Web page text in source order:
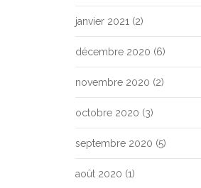
janvier 2021 (2)
décembre 2020 (6)
novembre 2020 (2)
octobre 2020 (3)
septembre 2020 (5)
août 2020 (1)